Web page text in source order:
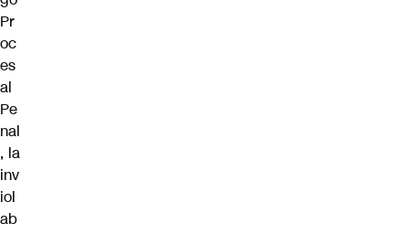
Pr
oc
es
al
Pe
nal
, la
inv
iol
ab